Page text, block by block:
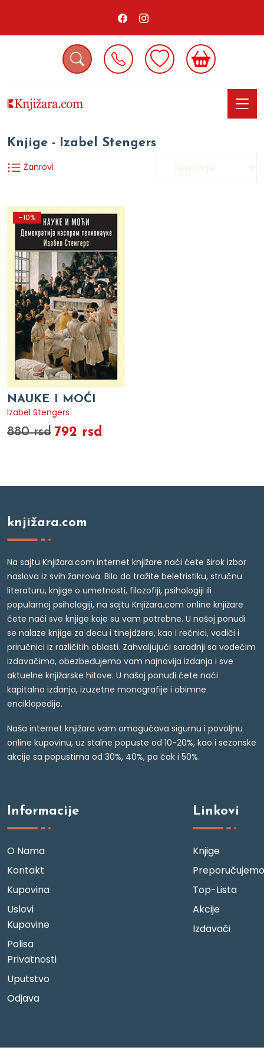
Knjige - Izabel Stengers
Žanrovi
-10%
NAUKE I MOĆI
Izabel Stengers
880 rsd 792 rsd
knjižara.com
Na sajtu Knjižara.com internet knjižare naći ćete širok izbor
naslova iz svih žanrova. Bilo da tražite beletristiku, stručnu
literaturu, knjige o umetnosti, filozofiji, psihologiji ili
popularnoj psihologiji, na sajtu Knjižara.com online knjižare
ćete naći sve knjige koje su vam potrebne. U našoj ponudi
se nalaze knjige za decu i tinejdžere, kao i rečnici, vodiči i
priručnici iz različitih oblasti. Zahvaljujući saradnji sa vodećim
izdavačima, obezbeđujemo vam najnovija izdanja i sve
aktuelne knjižarske hitove. U našoj ponudi ćete naći
kapitalna izdanja, izuzetne monografije i obimne
enciklopedije.
Naša internet knjižara vam omogućava sigurnu i povoljnu
online kupovinu, uz stalne popuste od 10-20%, kao i sezonske
akcije sa popustima od 30%, 40%, pa čak i 50%.
Informacije
O Nama
Kontakt
Kupovina
Uslovi
Kupovine
Polisa
Privatnosti
Uputstvo
Odjava
Linkovi
Knjige
Preporučujemo
Top-Lista
Akcije
Izdavači